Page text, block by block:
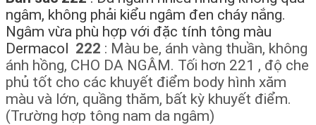
ngâm, không phải kiểu ngâm đen cháy nắng.
Ngâm vừa phù hợp với đặc tính tông màu
Dermacol 222 : Màu be, ánh vàng thuần, không
ánh hồng, CHO DA NGÂM. Tối hơn 221 , độ che
phủ tốt cho các khuyết điểm body hình xăm
màu và lớn, quầng thăm, bất kỳ khuyết điểm.
(Trường hợp tông nam da ngâm)